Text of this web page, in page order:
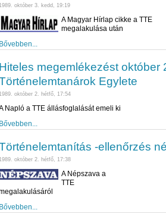
1989. október 3. kedd, 19:19
A Magyar Hírlap cikke a TTE
megalakulása után
Bővebben...
Hiteles megemlékezést október
Egylete
1989. október 2. hétfő, 17:54
Napló a TTE állásfoglalását emeli ki
Bővebben...
-ellenőrzés
1989. október 2. hétfő, 17:38
A Népszava a
TTE
Bővebben...